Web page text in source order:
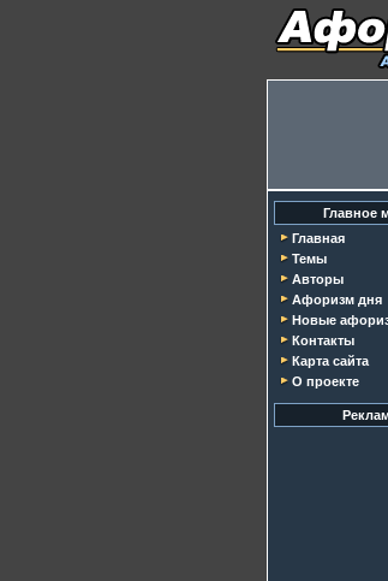
Главное
Главная
Темы
Авторы
Афоризм дня
Новые
Контакты
Карта сайта
О проекте